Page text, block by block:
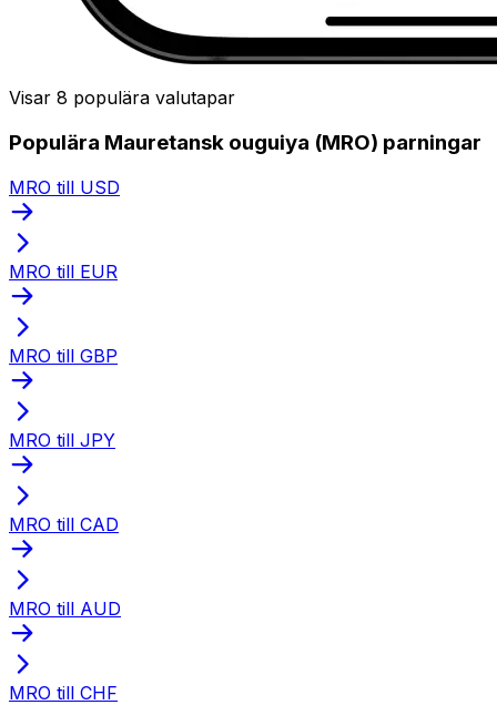
Visar 8 populära valutapar
Populära Mauretansk ouguiya (MRO) parningar
MRO till USD
MRO till EUR
MRO till GBP
MRO till JPY
MRO till CAD
MRO till AUD
MRO till CHF